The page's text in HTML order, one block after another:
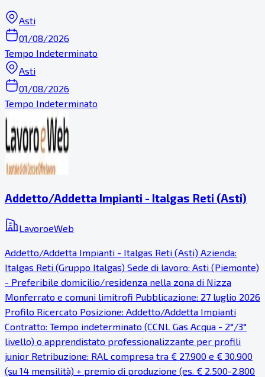
Asti
01/08/2026
Tempo Indeterminato
Asti
01/08/2026
Tempo Indeterminato
Addetto/Addetta Impianti - Italgas Reti (Asti)
LavoroeWeb
Addetto/Addetta Impianti - Italgas Reti (Asti) Azienda:
Italgas Reti (Gruppo Italgas) Sede di lavoro: Asti (Piemonte)
- Preferibile domicilio/residenza nella zona di Nizza
Monferrato e comuni limitrofi Pubblicazione: 27 luglio 2026
Profilo Ricercato Posizione: Addetto/Addetta Impianti
Contratto: Tempo indeterminato (CCNL Gas Acqua - 2°/3°
livello) o apprendistato professionalizzante per profili
junior Retribuzione: RAL compresa tra € 27.900 e € 30.900
(su 14 mensilità) + premio di produzione (es. € 2.500-2.800